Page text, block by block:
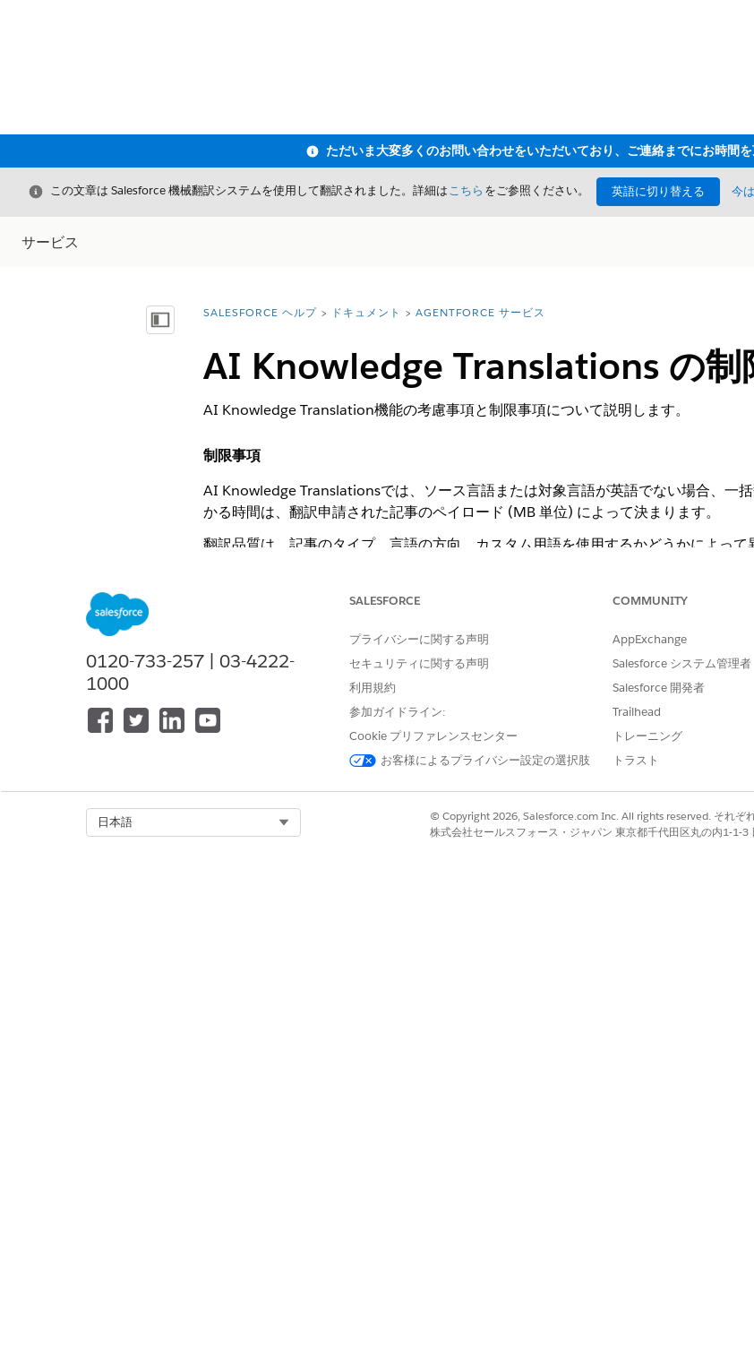
閉じる
この文章は Salesforce 機械翻訳システムを使用して翻訳されました。詳細はこちら をご参照ください。 英語に切り替える 今
サービス
目次を表示詳細情報:
SALESFORCE ヘルプ ドキュメント AGENTFORCE サービス
AI Knowledge Translations の制
AI Knowledge Translation機能の考慮事項と制限事項について説明します。
制限事項
AI Knowledge Translationsでは、ソース言語または対象言語が英語でない場合、一
かる時間は、翻訳申請された記事のペイロード (MB 単位) によって決まります。
翻訳品質は、記事のタイプ、言語の方向、カスタム用語を使用するかどうかによっ
AI Knowledge Translationsは、完全に測定されたフレックス クレジットを消費しま
Types』の「Speech Foundations」セクションを参照してください。
タグを使用できます。
コードブロックの例を次に示します。
<footer>
    <small>© 2020 <span translate="no">BrandName</span></small>
</footer>
0120-733-257 | 03-4222-
1000
SALESFORCE
プライバシーに関する声明
セキュリティに関する声明
利用規約
参加ガイドライン:
Cookie プリファレンスセンター
お客様によるプライバシー設定の選択肢
COMMUNITY
AppExchange
Salesforce システム管理者
Salesforce 開発者
Trailhead
トレーニング
トラスト
日本語
© Copyright 2026, Salesforce.com Inc. All rights reserved. それぞ
株式会社セールスフォース・ジャパン 東京都千代田区丸の内1-1-3